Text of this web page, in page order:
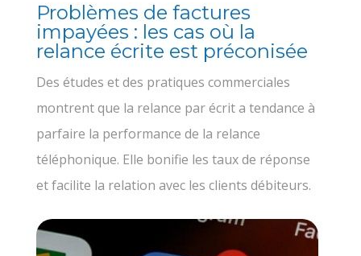
Problèmes de factures
impayées : les cas où la
relance écrite est préconisée
Des études et des pratiques commerciales
montrent que la relance par écrit a tendance à
parfaire la performance de la relance
téléphonique. Elle bonifie les taux de réponse
et facilite la relation avec les clients débiteurs.